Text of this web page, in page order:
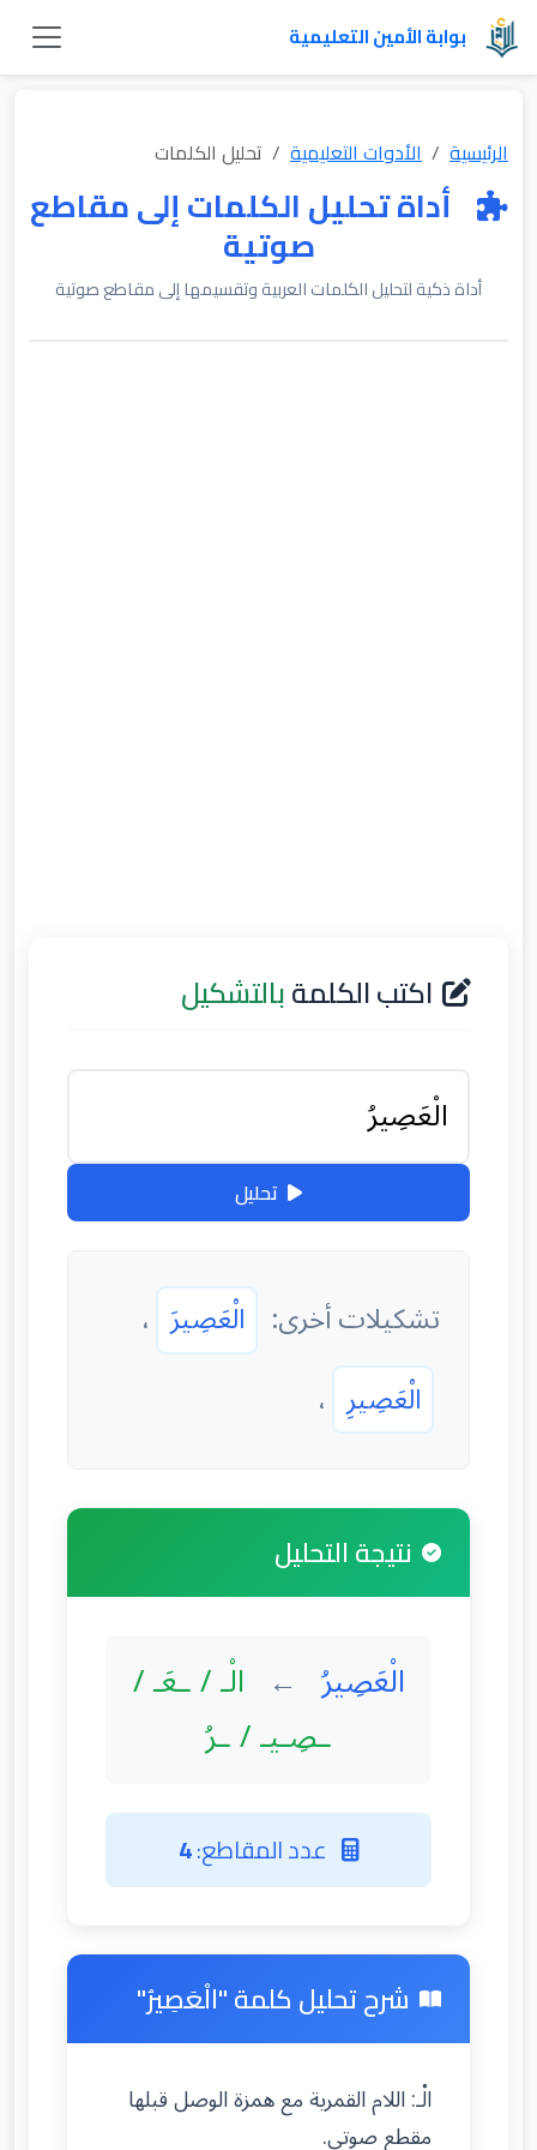
بوابة الأمين التعليمية
الرئيسية الأدوات التعليمية تحليل الكلمات
أداة تحليل الكلمات إلى مقاطع
صوتية
أداة ذكية لتحليل الكلمات العربية وتقسيمها إلى مقاطع صوتية
اكتب الكلمةبالتشكيل
تحليل
تشكيلات أخرى: الْعَصِيرَ ،
الْعَصِيرِ ،
نتيجة التحليل
الْعَصِيرُ ← الْـ / ـعَـ /
ـصِـيـ / ـرُ
عدد المقاطع:4
شرح تحليل كلمة "الْعَصِيرُ"
الْـ: اللام القمرية مع همزة الوصل قبلها
مقطع صوتي.